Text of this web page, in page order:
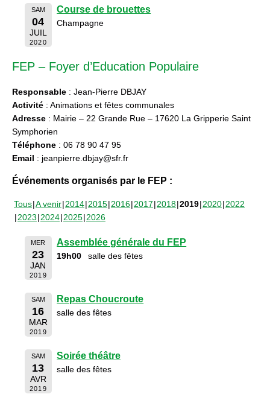
SAM
04
JUIL
2020
Course de brouettes
Champagne
FEP – Foyer d’Education Populaire
Responsable : Jean-Pierre DBJAY
Activité : Animations et fêtes communales
Adresse : Mairie – 22 Grande Rue – 17620 La Gripperie Saint
Symphorien
Téléphone : 06 78 90 47 95
Email : jeanpierre.dbjay@sfr.fr
Événements organisés par le FEP :
Tous A venir 2014 2015 2016 2017 2018 2019 2020 2022
2023 2024 2025 2026
MER
23
JAN
2019
Assemblée générale du FEP
19h00 salle des fêtes
SAM
16
MAR
2019
Repas Choucroute
salle des fêtes
SAM
13
AVR
2019
Soirée théâtre
salle des fêtes